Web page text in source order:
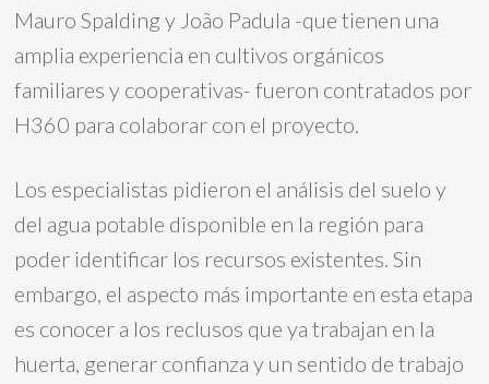
Mauro Spalding y João Padula -que tienen una
amplia experiencia en cultivos orgánicos
familiares y cooperativas- fueron contratados por
H360 para colaborar con el proyecto.
Los especialistas pidieron el análisis del suelo y
del agua potable disponible en la región para
poder identificar los recursos existentes. Sin
embargo, el aspecto más importante en esta etapa
es conocer a los reclusos que ya trabajan en la
huerta, generar confianza y un sentido de trabajo